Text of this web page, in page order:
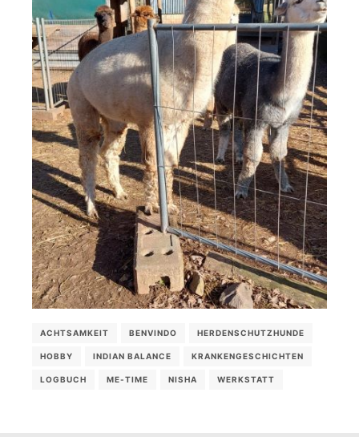
ACHTSAMKEIT BENVINDO HERDENSCHUTZHUNDE
HOBBY INDIAN BALANCE KRANKENGESCHICHTEN
LOGBUCH ME-TIME NISHA WERKSTATT